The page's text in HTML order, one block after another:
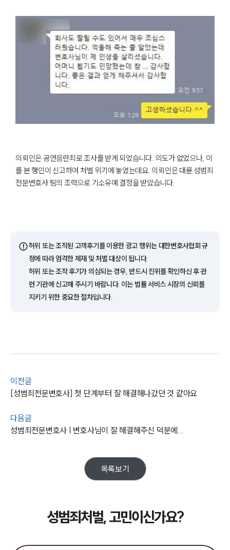
대륜의 강점
오시는 길
글로벌 파트너 로펌
AI대륜
의뢰인은 공연음란죄로 조사를 받게 되었습니다. 의도가 없었으나, 이
를 본 행인이 신고하여 처벌 위기에 놓였는데요. 의뢰인은 대륜 성범죄
전문변호사 팀의 조력으로 기소유예 결정을 받았습니다.
⚠️허위 또는 조작된 고객후기를 이용한 광고 행위는 대한변호사협회 규
정에 따라 엄격한 제재 및 처벌 대상이 됩니다.
허위 또는 조작 후기가 의심되는 경우, 반드시 진위를 확인하신 후 관
련 기관에 신고해 주시기 바랍니다. 이는 법률 서비스 시장의 신뢰를
지키기 위한 중요한 절차입니다.
이전글
[성범죄전문변호사] 첫 단계부터 잘 해결해나갔던 것 같아요
다음글
성범죄전문변호사 | 변호사님이 잘 해결해주신 덕분에...
목록보기
성범죄처벌, 고민이신가요?